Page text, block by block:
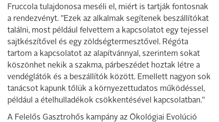
Fruccola tulajdonosa meséli el, miért is tartják fontosnak
a rendezvényt. "Ezek az alkalmak segítenek beszállítókat
találni, most például felvettem a kapcsolatot egy tejessel
sajtkészítővel és egy zöldségtermesztővel. Régóta
tartom a kapcsolatot az alapítvánnyal, szerintem sokat
köszönhet nekik a szakma, párbeszédet hoztak létre a
vendéglátók és a beszállítók között. Emellett nagyon sok
tanácsot kapunk tőlük a környezettudatos működéssel,
például a ételhulladékok csökkentésével kapcsolatban."
A Felelős Gasztrohős kampány az Ökológiai Evolúció